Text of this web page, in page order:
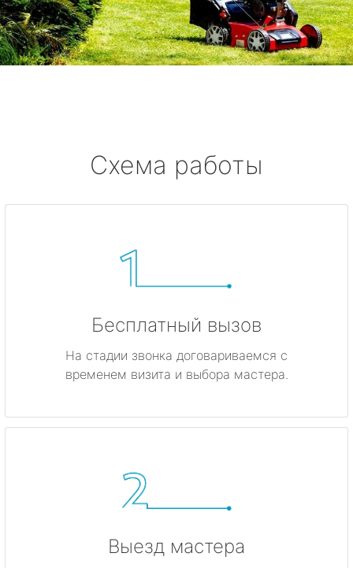
Схема работы
Бесплатный вызов
На стадии звонка договариваемся с
временем визита и выбора мастера.
Выезд мастера